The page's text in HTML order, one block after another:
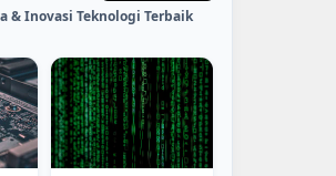
& Inovasi Teknologi Terbaik